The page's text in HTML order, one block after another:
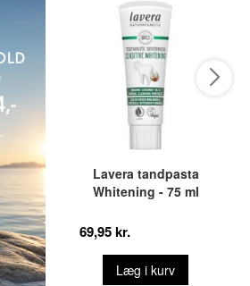
Lavera tandpasta
Whitening - 75 ml
69,95 kr.
Læg i kurv